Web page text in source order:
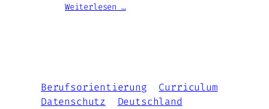
Weiterlesen …
Berufsorientierung
Curriculum
Datenschutz
Deutschland